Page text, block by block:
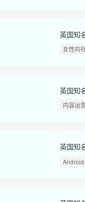
英国知
女性向
英国知
内容运
英国知
Android